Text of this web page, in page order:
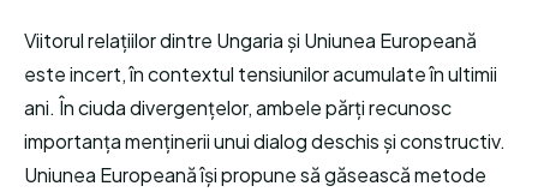
Viitorul relațiilor dintre Ungaria și Uniunea Europeană
este incert, în contextul tensiunilor acumulate în ultimii
ani. În ciuda divergențelor, ambele părți recunosc
importanța menținerii unui dialog deschis și constructiv.
Uniunea Europeană își propune să găsească metode